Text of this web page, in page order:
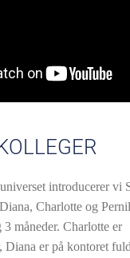
introducerer vi
Charlotte og
måneder. Charlotte er
Diana er på kontoret